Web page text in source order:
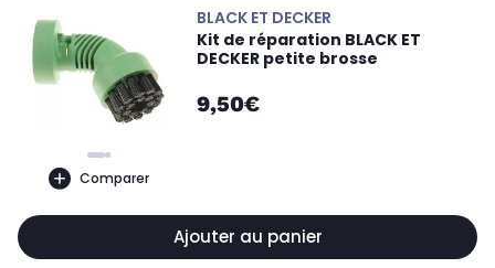
Comparer
BLACK ET DECKER
Kit de réparation BLACK ET
DECKER petite brosse
9,50€
Ajouter au panier